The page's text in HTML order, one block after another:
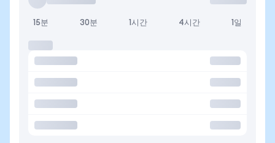
15분 30분 1시간 4시간 1일